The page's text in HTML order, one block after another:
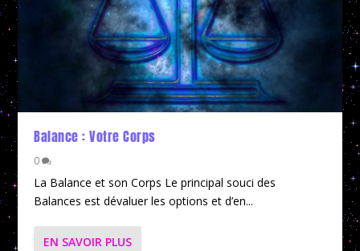
Balance : Votre Corps
0
La Balance et son Corps Le principal souci des
Balances est dévaluer les options et d’en...
EN SAVOIR PLUS